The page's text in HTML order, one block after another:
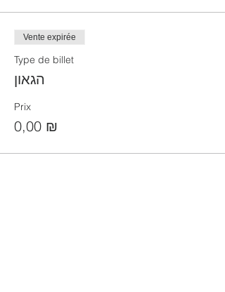
Vente expirée
Type de billet
הגאון
Prix
0,00 ₪